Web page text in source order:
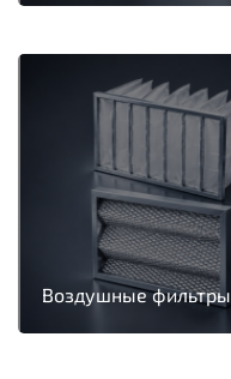
Воздушные фильтры